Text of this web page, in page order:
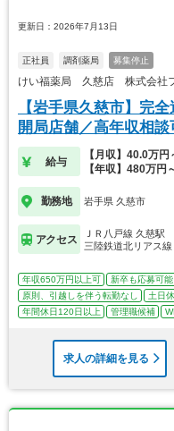
更新日：2026年7月13日
正社員 調剤薬局 募集停止
けい福薬局 久慈店 株式会社
【岩手県久慈市】完
開局店舗／高年収相
給与
【月収】40.0万
【年収】480万円
勤務地 岩手県 久慈市
アクセス
ＪＲ八戸線 久慈駅
三陸鉄道北リアス線
年収650万円以上可 新卒も応募可能
原則、引越しを伴う転勤なし
土日
年間休日120日以上
管理職候補
求人の詳細を見る